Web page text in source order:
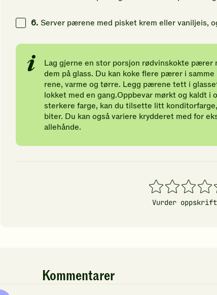
6. Server pærene med pisket krem eller vaniljeis,
Lag gjerne en stor porsjon rødvinskokte pærer
dem på glass. Du kan koke flere pærer i
rene, varme og tørre. Legg pærene tett i
lokket med en gang.Oppbevar mørkt og kaldt i
sterkere farge, kan du tilsette litt
biter. Du kan også variere krydderet med for
allehånde.
1
stjerner
2
stjerner
3
stjerner
4
Vurder
Kommentarer